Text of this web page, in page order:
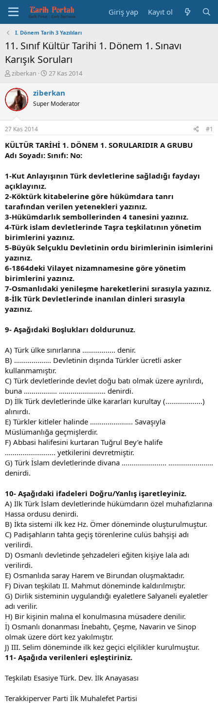
Giriş yap Kayıt ol
I. Dönem Tarih 3 Yazılıları
11. Sınıf Kültür Tarihi 1. Dönem 1. Sınavı
Karışık Soruları
K
n
b
u
u
b
a
ş
l
t
a
n
ziberkan
B
ş
a
ç
t
a
i
i
27 Kas 2014
ziberkan
Super Moderator
27 Kas 2014 #1
KÜLTÜR TARİHİ 1. DÖNEM 1. SORULARIDIR A GRUBU
Adı Soyadı: Sınıfı: No:
1-Kut Anlayışının Türk devletlerine sağladığı faydayı
açıklayınız.
2-Köktürk kitabelerine göre hükümdara tanrı
tarafından verilen yetenekleri yazınız.
3-Hükümdarlık sembollerinden 4 tanesini yazınız.
4-Türk islam devletlerinde Taşra teşkilatının yönetim
birimlerini yazınız.
5-Büyük Selçuklu Devletinin ordu birimlerinin isimlerini
yazınız.
6-1864deki Vilayet nizamnamesine göre yönetim
birimlerini yazınız.
7-Osmanlıdaki yenileşme hareketlerini sırasıyla yazınız.
8-İlk Türk Devletlerinde inanılan dinleri sırasıyla
yazınız.
9- Aşağıdaki Boşlukları doldurunuz.
A) Türk ülke sınırlarına …………….. denir.
B) ………………. Devletinin dışında Türkler ücretli asker
kullanmamıştır.
C) Türk devletlerinde devlet doğu batı olmak üzere ayrılırdı,
buna …………….. …………………… denirdi.
D) İlk Türk devletlerinde ülke kararları kurultay (……………….)
alınırdı.
E) Türkler kitleler halinde …………………. Savaşıyla
Müslümanlığa geçmişlerdir.
F) Abbasi halifesini kurtaran Tuğrul Bey’e halife
…………………….. yetkilerini devretmiştir.
G) Türk İslam devletlerinde divana ………………….. …………………..
denirdi.
10- Aşağıdaki ifadeleri Doğru/Yanlış işaretleyiniz.
A) İlk Türk İslam devletlerinde hükümdarın özel muhafızlarına
Hassa ordusu denirdi.
B) İkta sistemi ilk kez Hz. Ömer döneminde oluşturulmuştur.
C) Padişahların tahta geçiş törenlerine culüs bahşişi adı
verilirdi.
D) Osmanlı devletinde şehzadeleri eğiten kişiye lala adı
verilirdi.
E) Osmanlıda saray Harem ve Birundan oluşmaktadır.
F) Divan teşkilatı II. Mahmut döneminde kaldırılmıştır.
G) Dirlik sisteminin uygulandığı eyaletlere Salyaneli eyaletler
adı verilir.
H) Bir kişinin malına el konulmasına müsadere denilir.
İ) Osmanlı donanması İnebahtı, Çeşme, Navarin ve Sinop
olmak üzere dört kez yakılmıştır.
J) III. Selim döneminde ilk kez geçici elçilikler kurulmuştur.
11- Aşağıda verilenleri eşleştiriniz.
Teşkilatı Esasiye Türk. Dev. İlk Anayasası
Terakkiperver Parti İlk Muhalefet Partisi